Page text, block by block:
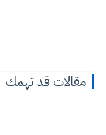
مقالات قد تهمك